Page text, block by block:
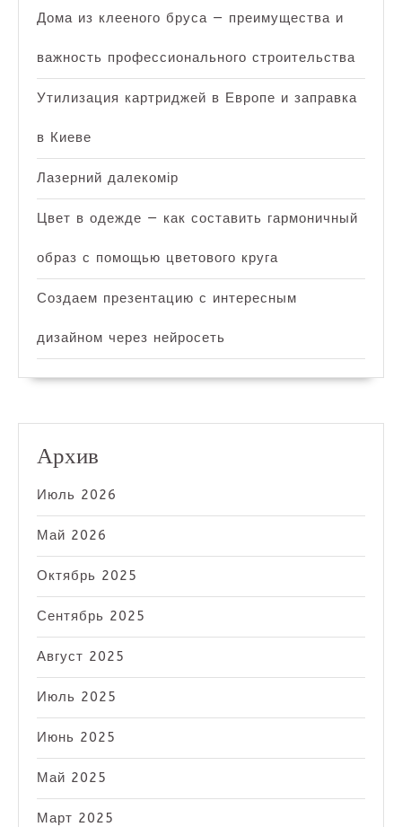
Дома из клееного бруса — преимущества и
важность профессионального строительства
Утилизация картриджей в Европе и заправка
в Киеве
Лазерний далекомір
Цвет в одежде — как составить гармоничный
образ с помощью цветового круга
Создаем презентацию с интересным
дизайном через нейросеть
Архив
Июль 2026
Май 2026
Октябрь 2025
Сентябрь 2025
Август 2025
Июль 2025
Июнь 2025
Май 2025
Март 2025